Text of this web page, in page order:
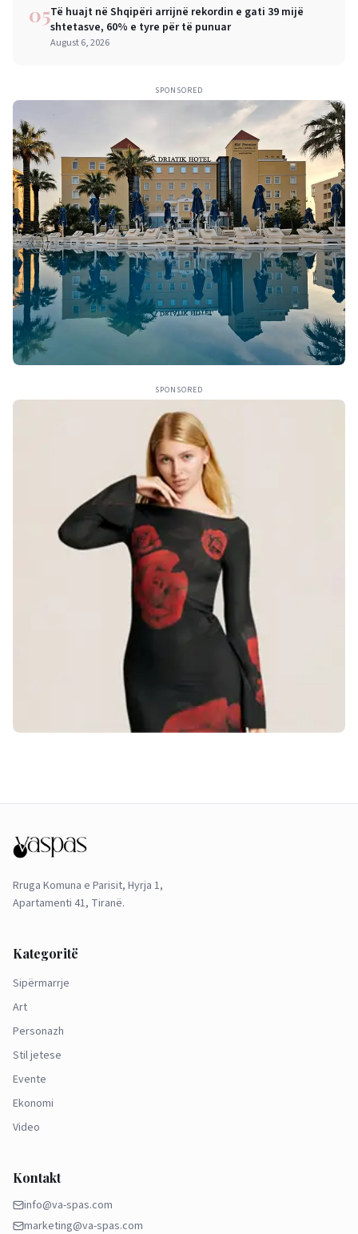
05Të huajt në Shqipëri arrijnë rekordin e gati 39 mijë
shtetasve, 60% e tyre për të punuar
August 6, 2026
SPONSORED
SPONSORED
Rruga Komuna e Parisit, Hyrja 1,
Apartamenti 41, Tiranë.
Kategoritë
Sipërmarrje
Art
Personazh
Stil jetese
Evente
Ekonomi
Video
Kontakt
info@va-spas.com
marketing@va-spas.com